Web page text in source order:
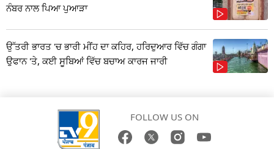
ਨੰਬਰ ਨਾਲ ਪਿਆ ਪੁਆੜਾ
ਉੱਤਰੀ ਭਾਰਤ 'ਚ ਭਾਰੀ ਮੀਂਹ ਦਾ ਕਹਿਰ, ਹਰਿਦੁਆਰ ਵਿੱਚ ਗੰਗਾ
ਉਫਾਨ 'ਤੇ, ਕਈ ਸੂਬਿਆਂ ਵਿੱਚ ਬਚਾਅ ਕਾਰਜ ਜਾਰੀ
FOLLOW US ON